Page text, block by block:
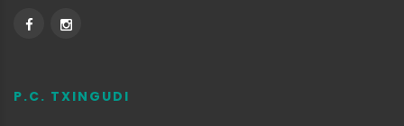
P.C. TXINGUDI